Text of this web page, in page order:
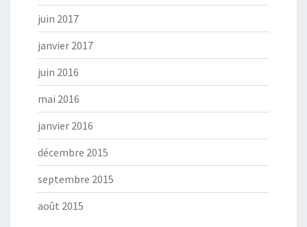
juin 2017
janvier 2017
juin 2016
mai 2016
janvier 2016
décembre 2015
septembre 2015
août 2015